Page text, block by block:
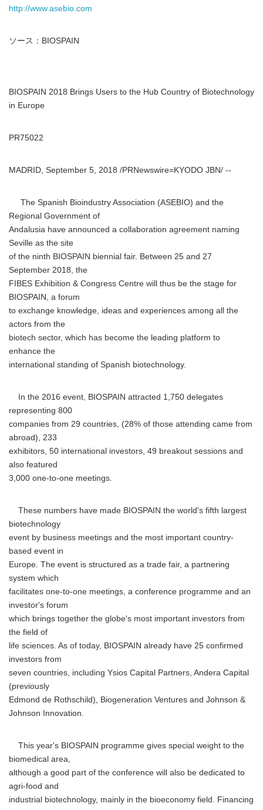
http://www.asebio.com
ソース：BIOSPAIN
BIOSPAIN 2018 Brings Users to the Hub Country of Biotechnology
in Europe
PR75022
MADRID, September 5, 2018 /PRNewswire=KYODO JBN/ --
The Spanish Bioindustry Association (ASEBIO) and the
Regional Government of
Andalusia have announced a collaboration agreement naming
Seville as the site
of the ninth BIOSPAIN biennial fair. Between 25 and 27
September 2018, the
FIBES Exhibition & Congress Centre will thus be the stage for
BIOSPAIN, a forum
to exchange knowledge, ideas and experiences among all the
actors from the
biotech sector, which has become the leading platform to
enhance the
international standing of Spanish biotechnology.
In the 2016 event, BIOSPAIN attracted 1,750 delegates
representing 800
companies from 29 countries, (28% of those attending came from
abroad), 233
exhibitors, 50 international investors, 49 breakout sessions and
also featured
3,000 one-to-one meetings.
These numbers have made BIOSPAIN the world's fifth largest
biotechnology
event by business meetings and the most important country-
based event in
Europe. The event is structured as a trade fair, a partnering
system which
facilitates one-to-one meetings, a conference programme and an
investor's forum
which brings together the globe's most important investors from
the field of
life sciences. As of today, BIOSPAIN already have 25 confirmed
investors from
seven countries, including Ysios Capital Partners, Andera Capital
(previously
Edmond de Rothschild), Biogeneration Ventures and Johnson &
Johnson Innovation.
This year's BIOSPAIN programme gives special weight to the
biomedical area,
although a good part of the conference will also be dedicated to
agri-food and
industrial biotechnology, mainly in the bioeconomy field. Financing